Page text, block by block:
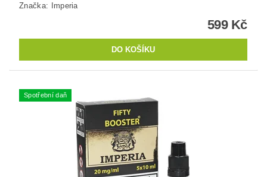
Značka: Imperia
599 Kč
Spotřební daň